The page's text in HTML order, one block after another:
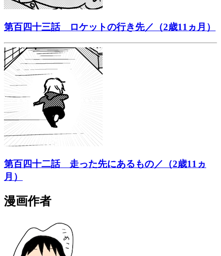
第百四十三話 ロケットの行き先／（2歳11ヵ月）
第百四十二話 走った先にあるもの／（2歳11ヵ
月）
漫画作者